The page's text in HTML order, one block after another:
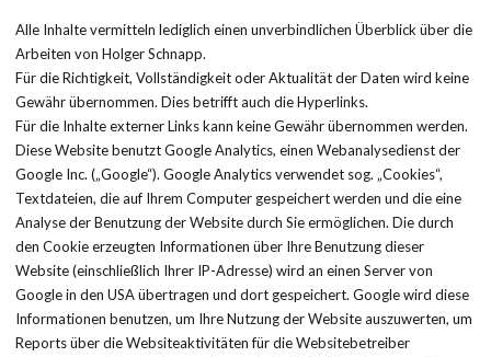
Alle Inhalte vermitteln lediglich einen unverbindlichen Überblick über die
Arbeiten von Holger Schnapp.
Für die Richtigkeit, Vollständigkeit oder Aktualität der Daten wird keine
Gewähr übernommen. Dies betrifft auch die Hyperlinks.
Für die Inhalte externer Links kann keine Gewähr übernommen werden.
Diese Website benutzt Google Analytics, einen Webanalysedienst der
Google Inc. („Google“). Google Analytics verwendet sog. „Cookies“,
Textdateien, die auf Ihrem Computer gespeichert werden und die eine
Analyse der Benutzung der Website durch Sie ermöglichen. Die durch
den Cookie erzeugten Informationen über Ihre Benutzung dieser
Website (einschließlich Ihrer IP-Adresse) wird an einen Server von
Google in den USA übertragen und dort gespeichert. Google wird diese
Informationen benutzen, um Ihre Nutzung der Website auszuwerten, um
Reports über die Websiteaktivitäten für die Websitebetreiber